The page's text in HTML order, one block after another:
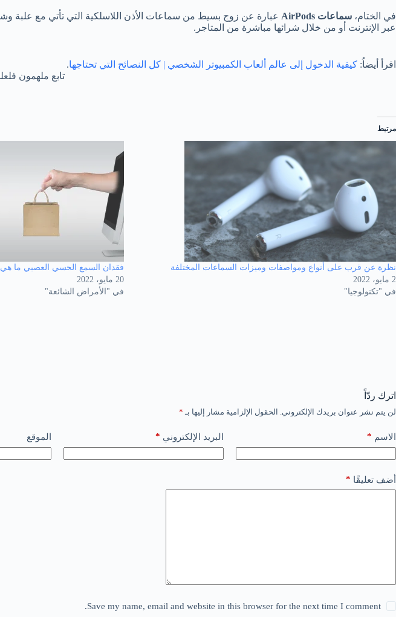
في الختام، سماعات AirPods
عبر الإنترنت أو من خلال شرائها مباشرة من المتاجر.
اقرأ أيضاُ: كيفية الدخول إلى عالم ألعاب الكمبيوتر الشخصي | كل النصائح التي تحتاجها.
تابع ملهمون
مرتبط
نظرة عن قرب على أنواع ومواصفات وميزات السماعات المختلفة
2 مايو، 2022
في "تكنولوجيا"
فقدان السمع الحسي العصبي ما هي
20 مايو، 2022
في "الأمراض الشائعة"
اترك ردّاً
لن يتم نشر عنوان بريدك الإلكتروني. الحقول الإلزامية مشار إليها بـ *
الاسم * البريد الإلكتروني * الموقع
أضف تعليقًا *
Save my name, email and website in this browser for the next time I comment.